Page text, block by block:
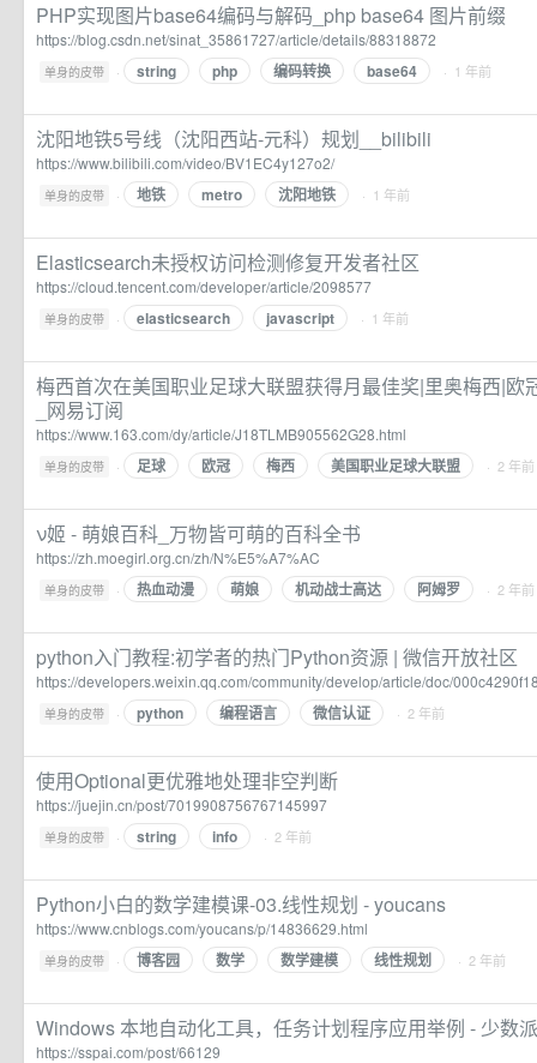
PHP实现图片base64编码与解码_php base64 图片前缀
https://blog.csdn.net/sinat_35861727/article/details/88318872
单身的皮带 · string php 编码转换 base64 · 1 年前
沈阳地铁5号线（沈阳西站-元科）规划__bilibili
https://www.bilibili.com/video/BV1EC4y127o2/
单身的皮带 · 地铁 metro 沈阳地铁 · 1 年前
Elasticsearch未授权访问检测修复开发者社区
https://cloud.tencent.com/developer/article/2098577
单身的皮带 · elasticsearch javascript · 1 年前
梅西首次在美国职业足球大联盟获得月最佳奖|里奥梅西|欧
_网易订阅
https://www.163.com/dy/article/J18TLMB905562G28.html
单身的皮带 · 足球 欧冠 梅西 美国职业足球大联盟 · 2 年前
ν姬 - 萌娘百科_万物皆可萌的百科全书
https://zh.moegirl.org.cn/zh/N%E5%A7%AC
单身的皮带 · 热血动漫 萌娘 机动战士高达 阿姆罗 · 2 年前
python入门教程:初学者的热门Python资源 | 微信开放社区
https://developers.weixin.qq.com/community/develop/article/doc/
单身的皮带 · python 编程语言 微信认证 · 2 年前
使用Optional更优雅地处理非空判断
https://juejin.cn/post/7019908756767145997
单身的皮带 · string info · 2 年前
Python小白的数学建模课-03.线性规划 - youcans
https://www.cnblogs.com/youcans/p/14836629.html
单身的皮带 · 博客园 数学 数学建模 线性规划 · 2 年前
Windows 本地自动化工具，任务计划程序应用举例 - 少数派
https://sspai.com/post/66129